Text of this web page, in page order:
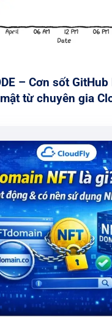
– Cơn sốt
từ chuyên gia